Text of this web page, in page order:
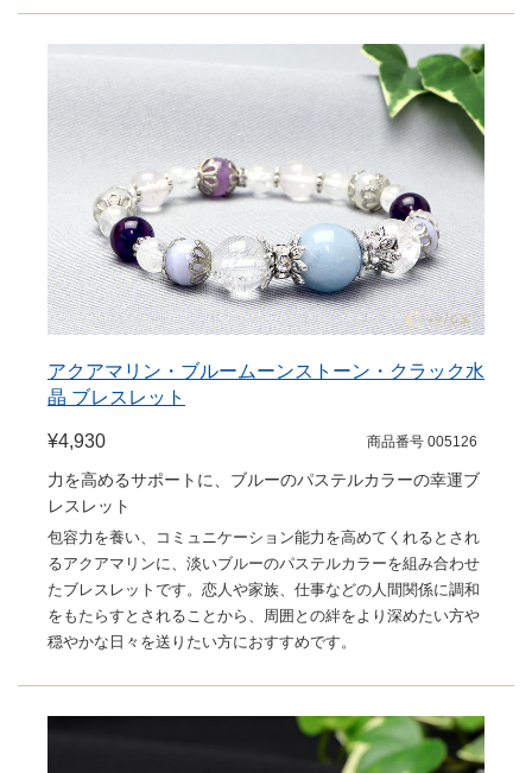
アクアマリン・ブルームーンストーン・クラック水
晶 ブレスレット
¥4,930 商品番号 005126
力を高めるサポートに、ブルーのパステルカラーの幸運ブ
レスレット
包容力を養い、コミュニケーション能力を高めてくれるとされ
るアクアマリンに、淡いブルーのパステルカラーを組み合わせ
たブレスレットです。恋人や家族、仕事などの人間関係に調和
をもたらすとされることから、周囲との絆をより深めたい方や
穏やかな日々を送りたい方におすすめです。